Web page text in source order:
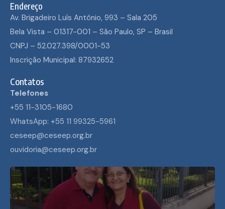
Endereço
Av. Brigadeiro Luís Antônio, 993 – Sala 205
Bela Vista – 01317-001 – São Paulo, SP – Brasil
CNPJ – 52.027.398/0001-53
Inscrição Municipal: 87932652
Contatos
Telefones
+55 11-3105-1680
WhatsApp: +55 11 99325-5961
ceseep@ceseep.org.br
ouvidoria@ceseep.org.br